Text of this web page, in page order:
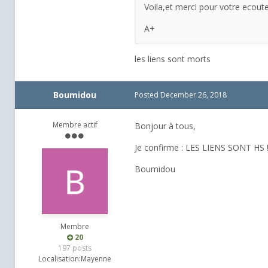
Voila,et merci pour votre
A+
les liens sont morts
Boumidou
Membre actif
Membre
20
197 posts
Localisation:Mayenne
Posted December 26, 2018
Bonjour à tous,
Je confirme : LES LIENS SONT HS
Boumidou